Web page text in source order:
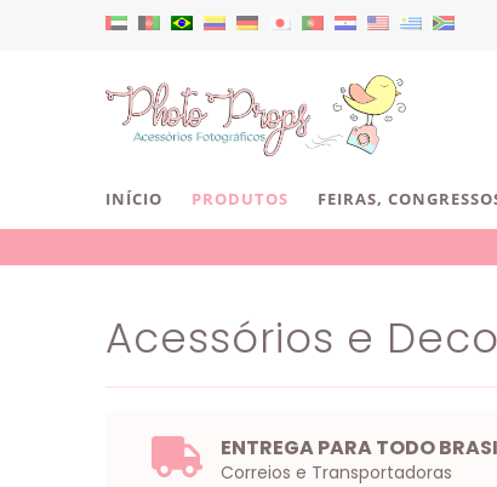
INÍCIO PRODUTOS FEIRAS,
Acessórios e
ENTREGA PARA TODO
Correios e Transportadoras